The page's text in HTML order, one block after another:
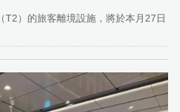
T2）的旅客離境設施，將於本月27日